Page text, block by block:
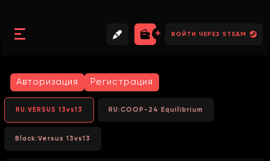
ВОЙТИ ЧЕРЕЗ STEAM
Авторизация Регистрация
RU:VERSUS 13vs13 RU:COOP-24 Equilibrium
Black:Versus 13vs13